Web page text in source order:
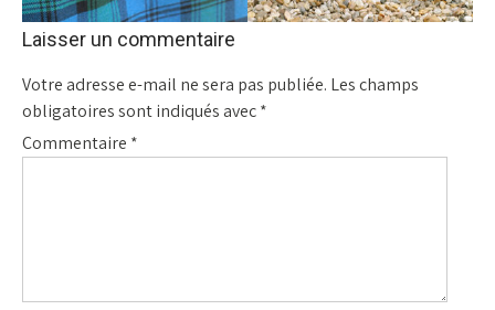
Laisser un commentaire
Votre adresse e-mail ne sera pas publiée. Les champs
obligatoires sont indiqués avec*
Commentaire *